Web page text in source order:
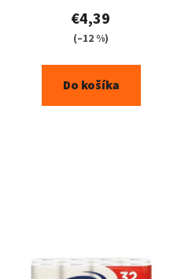
produktu
je
5
€4,39
(–12 %)
Do košíka